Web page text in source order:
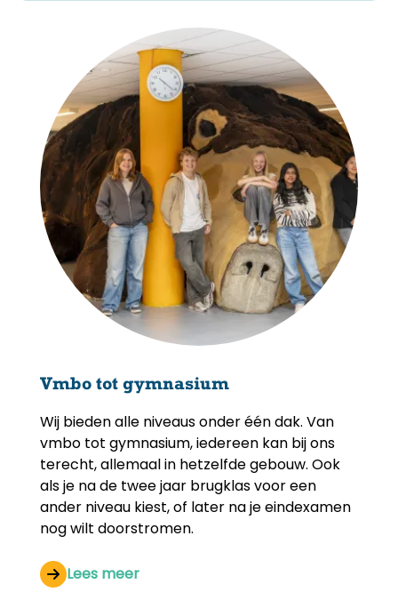
Vmbo tot gymnasium
Wij bieden alle niveaus onder één dak. Van
vmbo tot gymnasium, iedereen kan bij ons
terecht, allemaal in hetzelfde gebouw. Ook
als je na de twee jaar brugklas voor een
ander niveau kiest, of later na je eindexamen
nog wilt doorstromen.
Lees meer